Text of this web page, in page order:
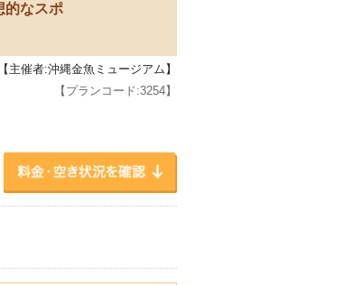
的なスポ
【主催者:沖縄金魚ミュージアム】
【プランコード:3254】